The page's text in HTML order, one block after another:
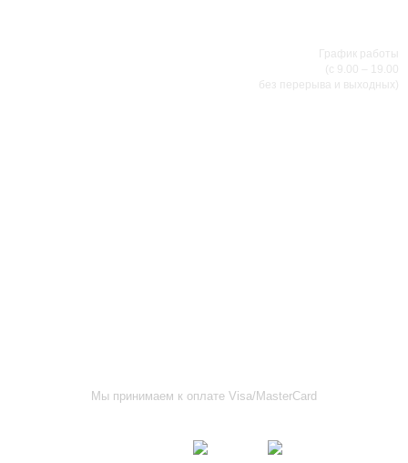
График работы
(с 9.00 – 19.00
без перерыва и выходных)
Мы принимаем к оплате Visa/MasterCard